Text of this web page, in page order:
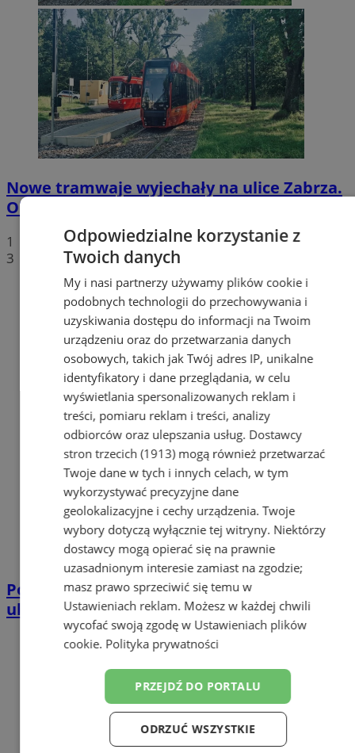
Nowe tramwaje wyjechały na ulice Zabrza.
Obsługują popularną linię nr 3
1
3
Ponad 2 promile i rower. 34-latek wpadł na
ul. 3 Maja w Zabrzu
Odpowiedzialne korzystanie z
Twoich danych
My i nasi partnerzy używamy plików cookie i
podobnych technologii do przechowywania i
uzyskiwania dostępu do informacji na Twoim
urządzeniu oraz do przetwarzania danych
osobowych, takich jak Twój adres IP, unikalne
identyfikatory i dane przeglądania, w celu
wyświetlania spersonalizowanych reklam i
treści, pomiaru reklam i treści, analizy
odbiorców oraz ulepszania usług. Dostawcy
stron trzecich (1913)mogą również przetwarzać
Twoje dane w tych i innych celach, w tym
wykorzystywać precyzyjne dane
geolokalizacyjne i cechy urządzenia. Twoje
wybory dotyczą wyłącznie tej witryny. Niektórzy
dostawcy mogą opierać się na prawnie
uzasadnionym interesie zamiast na zgodzie;
masz prawo sprzeciwić się temu w
Ustawieniach reklam. Możesz w każdej chwili
wycofać swoją zgodę w Ustawieniach plików
cookie. Polityka prywatności
PRZEJDŹ DO PORTALU
ODRZUĆ WSZYSTKIE